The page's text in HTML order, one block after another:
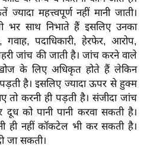
महत्त्वपूर्ण नहीं मानी जाती।
भर साथ निभाते हैं इसलिए उनका
गवाह, पदाधिकारी, हेरफेर, आरोप,
जांच की जाती है। जांच करने वाले
के लिए अधिकृत होते हैं लेकिन
है। इसलिए ज्यादा ऊपर से हुक्म
तो करनी ही पड़ती है। संजीदा जांच
को पानी पानी करवा सकती है।
नहीं कॉकटेल भी कर सकती है।
जा सकती।